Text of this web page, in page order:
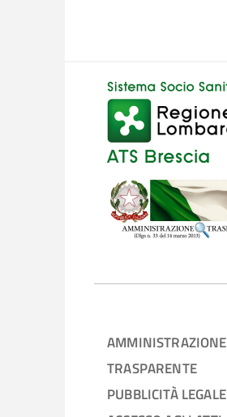
AMMINISTRAZIONE
TRASPARENTE
PUBBLICITÀ LEGALE